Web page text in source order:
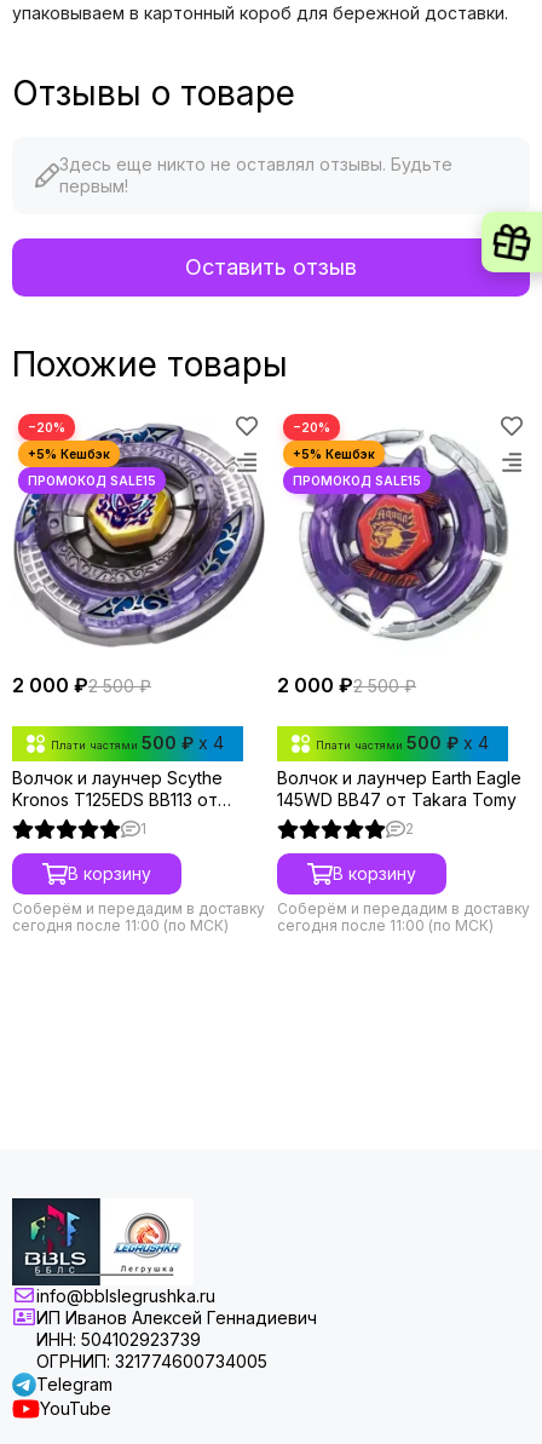
упаковываем в картонный короб для бережной доставки.
Отзывы о товаре
Здесь еще никто не оставлял отзывы. Будьте
первым!
Оставить отзыв
Похожие товары
−20%
2 000 ₽2 500 ₽
Плати частями 500 ₽ x 4
Волчок и лаунчер Scythe
Kronos T125EDS BB113 от
Takara Tomy
1
В корзину
Соберём и передадим в доставку
сегодня после 11:00 (по МСК)
−20%
2 000 ₽2 500 ₽
Плати частями 500 ₽ x 4
Волчок и лаунчер Earth Eagle
145WD BB47 от Takara Tomy
2
В корзину
Соберём и передадим в доставку
сегодня после 11:00 (по МСК)
info@bblslegrushka.ru
ИП Иванов Алексей Геннадиевич
ИНН: 504102923739
ОГРНИП: 321774600734005
Telegram
YouTube